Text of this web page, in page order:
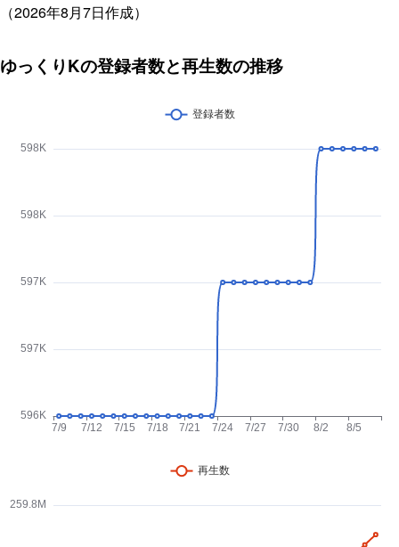
（2026年8月7日作成）
ゆっくりKの登録者数と再生数の推移